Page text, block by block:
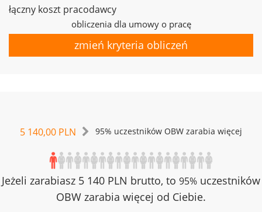
łączny koszt pracodawcy
obliczenia dla umowy o pracę
zmień kryteria obliczeń
5 140,00 PLN 95% uczestników OBW zarabia więcej
Jeżeli zarabiasz 5 140 PLN brutto, to 95% uczestników
OBW zarabia więcej od Ciebie.